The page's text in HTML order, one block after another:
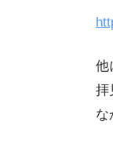
他
拝
な